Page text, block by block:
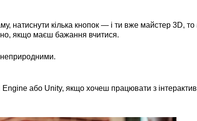
натиснути кілька кнопок — і ти вже майстер 3D,
якщо маєш бажання вчитися.
або Unity, якщо хочеш працювати з